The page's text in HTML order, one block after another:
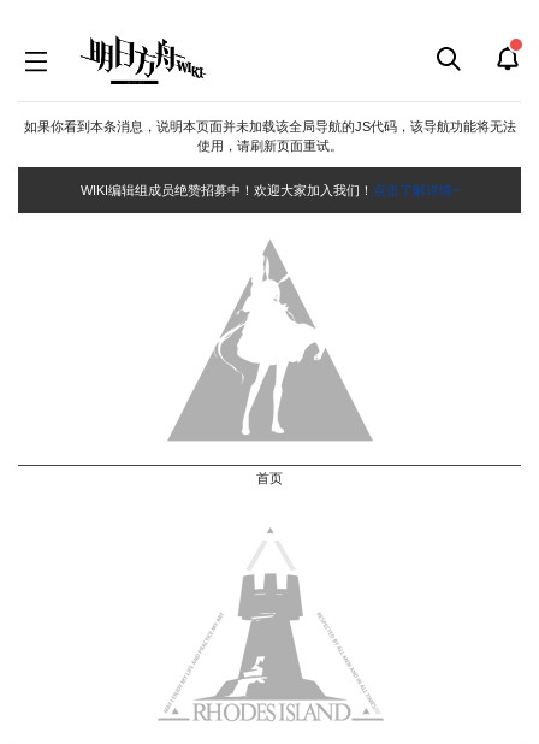
如果你看到本条消息，说明本页面并未加载该全局导航的JS代码，该导航功能将无法
使用，请刷新页面重试。
WIKI编辑组成员绝赞招募中！欢迎大家加入我们！ 点击了解详情~
首页